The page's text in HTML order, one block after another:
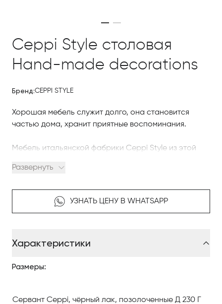
Ceppi Style столовая
Hand-made decorations
Бренд:CEPPI STYLE
Хорошая мебель служит долго, она становится
частью дома, хранит приятные воспоминания.
Мебель итальянской фабрики Ceppi Style из этой
decorations украшена позолотой и художественной
росписью по чёрному лаку.
как семейную реликвию.
Развернуть
УЗНАТЬ ЦЕНУ В WHATSAPP
Характеристики
Размеры:
Сервант Ceppi, чёрный лак, позолоченные Д 230 Г